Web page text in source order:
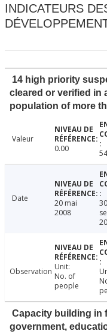
INDICATEURS
14 high priority
cleared or verified in
population of more
Valeur
0.00
Date
20 mai
2008
30
Observation Unit:
No. of
people
Capacity building in
government,